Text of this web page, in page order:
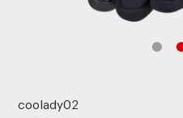
coolady02